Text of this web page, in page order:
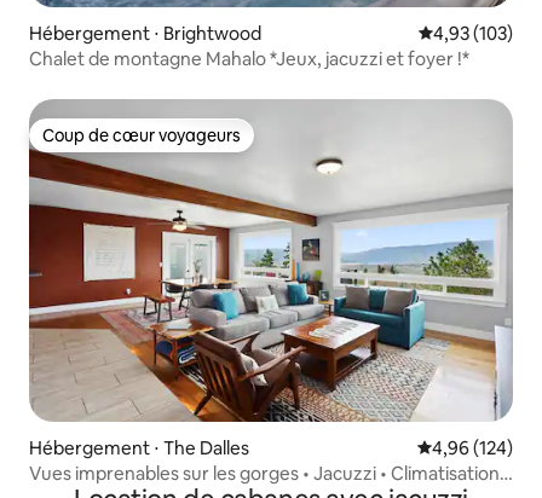
Hébergement ⋅ Brightwood Évaluation
4,93 (103)
Chalet de montagne Mahalo *Jeux, jacuzzi et foyer !*
Coup de cœur voyageurs
Coup de cœur voyageurs
Hébergement ⋅ The Dalles Évaluation
4,96 (124)
Vues imprenables sur les gorges • Jacuzzi • Climatisation